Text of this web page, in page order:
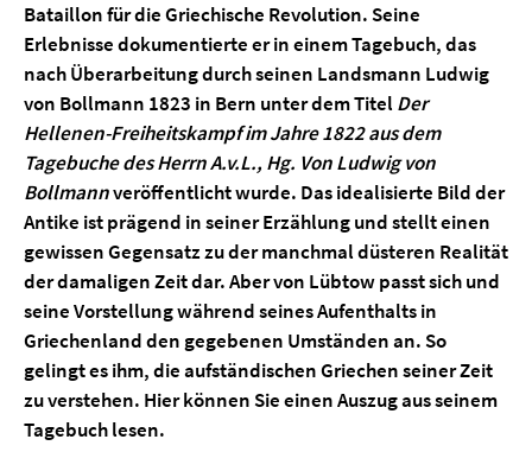
Bataillon für die Griechische Revolution. Seine
Erlebnisse dokumentierte er in einem Tagebuch, das
nach Überarbeitung durch seinen Landsmann Ludwig
von Bollmann 1823 in Bern unter dem TitelDer
Hellenen-Freiheitskampf im Jahre 1822 aus dem
Tagebuche des Herrn A.v.L., Hg. Von Ludwig von
Bollmannveröffentlicht wurde. Das idealisierte Bild der
Antike ist prägend in seiner Erzählung und stellt einen
gewissen Gegensatz zu der manchmal düsteren Realität
der damaligen Zeit dar. Aber von Lübtow passt sich und
seine Vorstellung während seines Aufenthalts in
Griechenland den gegebenen Umständen an. So
gelingt es ihm, die aufständischen Griechen seiner Zeit
zu verstehen. Hier können Sie einen Auszug aus seinem
Tagebuch lesen.